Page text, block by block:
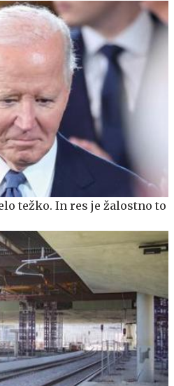
težko. In res je žalostno to